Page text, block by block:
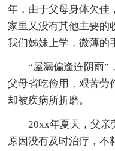
年，由于父母身体欠佳
家里又没有其他主要的
我们姊妹上学，微薄的
“屋漏偏逢连阴雨”
父母省吃俭用，艰苦劳
却被疾病所折磨。
20xx年夏天，父亲
原因没有及时治疗，不